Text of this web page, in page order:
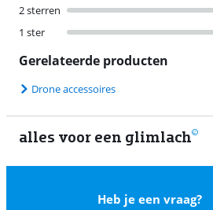
2 sterren
1 ster
Gerelateerde producten
Drone accessoires
alles voor een glimlach
Heb je een vraag?